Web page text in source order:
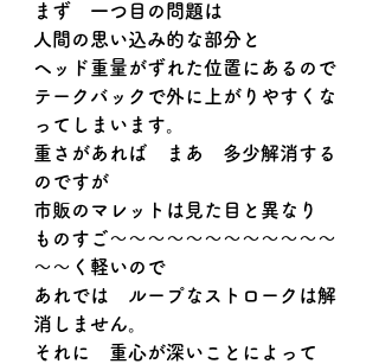
まず　一つ目の問題は
人間の思い込み的な部分と
ヘッド重量がずれた位置にあるので
テークバックで外に上がりやすくな
ってしまいます。
重さがあれば　まあ　多少解消する
のですが
市販のマレットは見た目と異なり
ものすご～～～～～～～～～～～～
～～く軽いので
あれでは　ループなストロークは解
消しません。
それに　重心が深いことによって